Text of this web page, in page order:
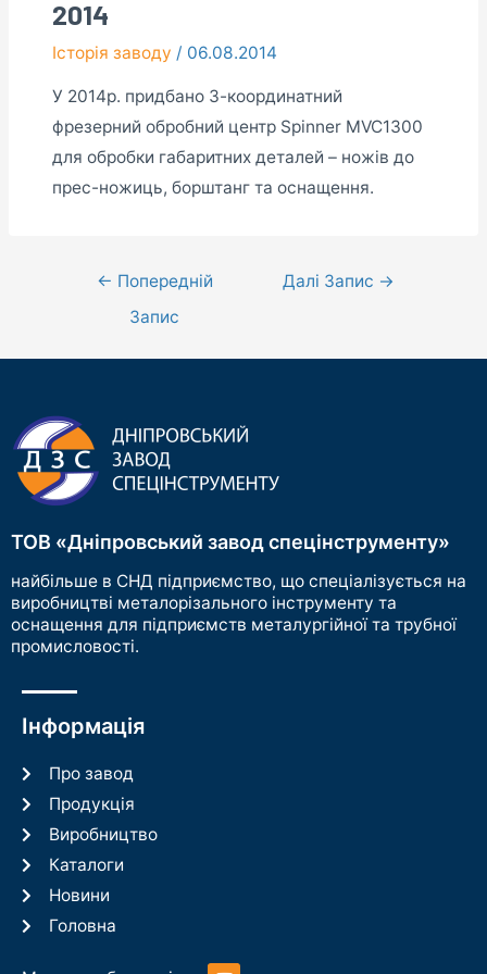
2014
Історія заводу / 06.08.2014
У 2014р. придбано 3-координатний
фрезерний обробний центр Spinner MVC1300
для обробки габаритних деталей – ножів до
прес-ножиць, борштанг та оснащення.
← Попередній
Запис
Далі Запис →
ТОВ «Дніпровський завод спецінструменту»
найбільше в СНД підприємство, що спеціалізується на
виробництві металорізального інструменту та
оснащення для підприємств металургійної та трубної
промисловості.
Інформація
Про завод
Продукція
Виробництво
Каталоги
Новини
Головна
Y